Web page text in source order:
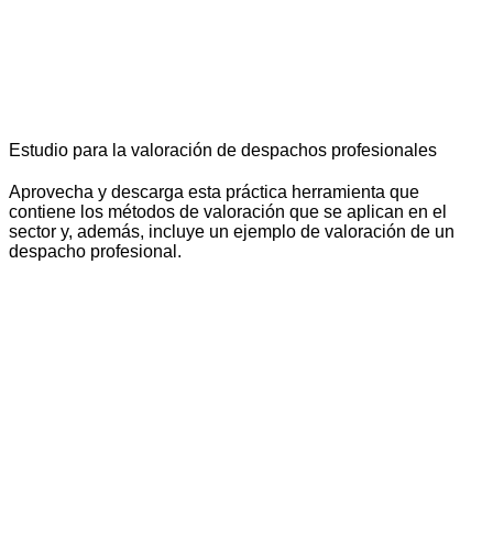
Estudio para la valoración de despachos profesionales
Aprovecha y descarga esta práctica herramienta que
contiene los métodos de valoración que se aplican en el
sector y, además, incluye un ejemplo de valoración de un
despacho profesional.